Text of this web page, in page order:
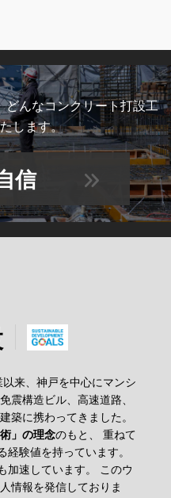
んなコンクリート打設工
します。
信
来、神戸を中心にマンシ
震構造ビル、高速道路、
築に携わってきました。
」の理念のもと、
重ねて
経験値を持っています。
速しています。
このウ
情報を発信しておりま